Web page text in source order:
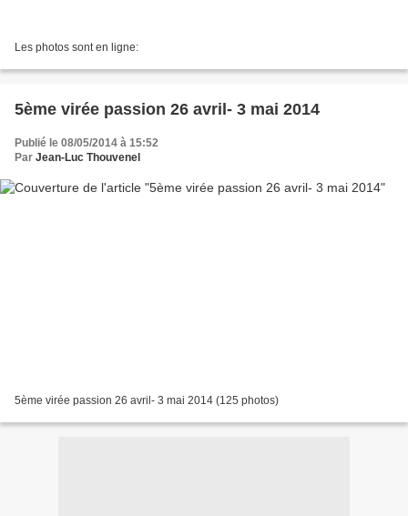
Les photos sont en ligne:
5ème virée passion 26 avril- 3 mai 2014
Publié le 08/05/2014 à 15:52
Par Jean-Luc Thouvenel
5ème virée passion 26 avril- 3 mai 2014 (125 photos)